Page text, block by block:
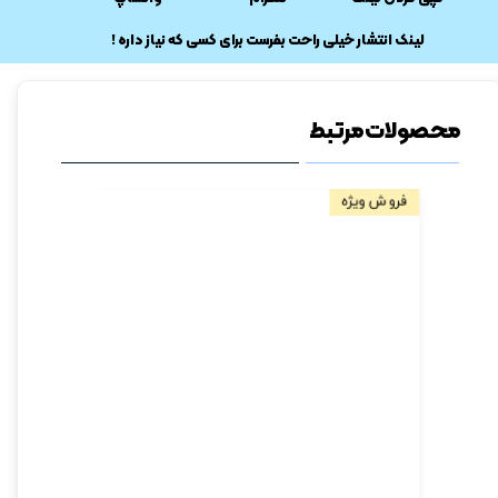
​لینک انتشار خیلی راحت بفرست برای کسی که نیاز داره !
محصولات مرتبط
فروش ویژه